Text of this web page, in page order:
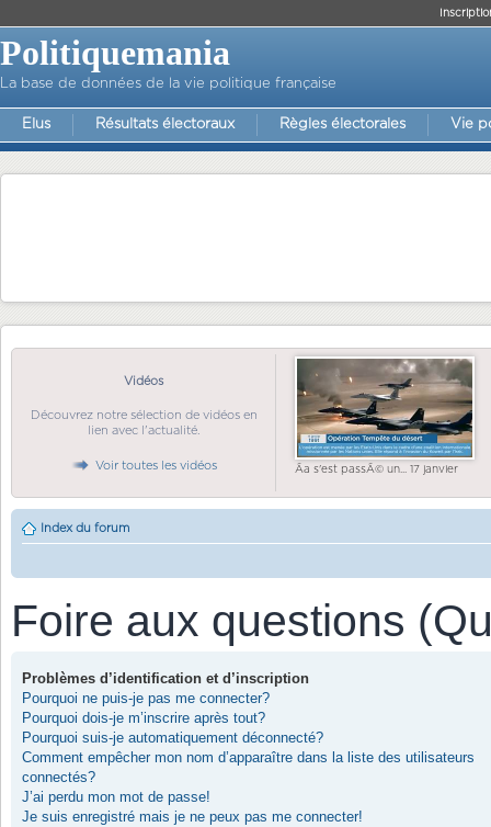
Politiquemania
La base de données de la vie politique française
Elus Résultats électoraux Règles électorales Vie
Vidéos
Découvrez notre sélection de vidéos en
lien avec l'actualité.
Voir toutes les vidéos Ãa s'est passÃ© un... 17 janvier
Index du forum
Foire aux questions
Problèmes d’identification et d’inscription
Pourquoi ne puis-je pas me connecter?
Pourquoi dois-je m’inscrire après tout?
Pourquoi suis-je automatiquement déconnecté?
Comment empêcher mon nom d’apparaître dans la liste des utilisateurs
connectés?
J’ai perdu mon mot de passe!
Je suis enregistré mais je ne peux pas me connecter!